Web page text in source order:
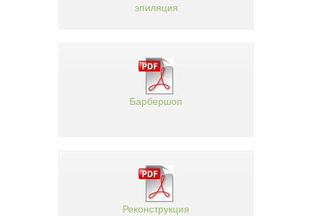
эпиляция
Барбершоп
Реконструкция